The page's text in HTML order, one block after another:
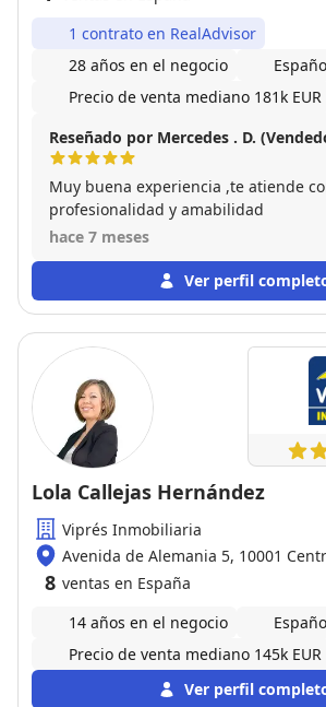
1 contrato en RealAdvisor
28 años en el negocio
Precio de venta mediano 181k EUR
Reseñado por Mercedes . D.
Muy buena experiencia ,te atiende
profesionalidad y amabilidad
hace 7 meses
Ver perfil
Lola Callejas Hernández
Viprés Inmobiliaria
Avenida de Alemania 5, 10001
8 ventas en España
14 años en el negocio
Precio de venta mediano 145k EUR
Ver perfil